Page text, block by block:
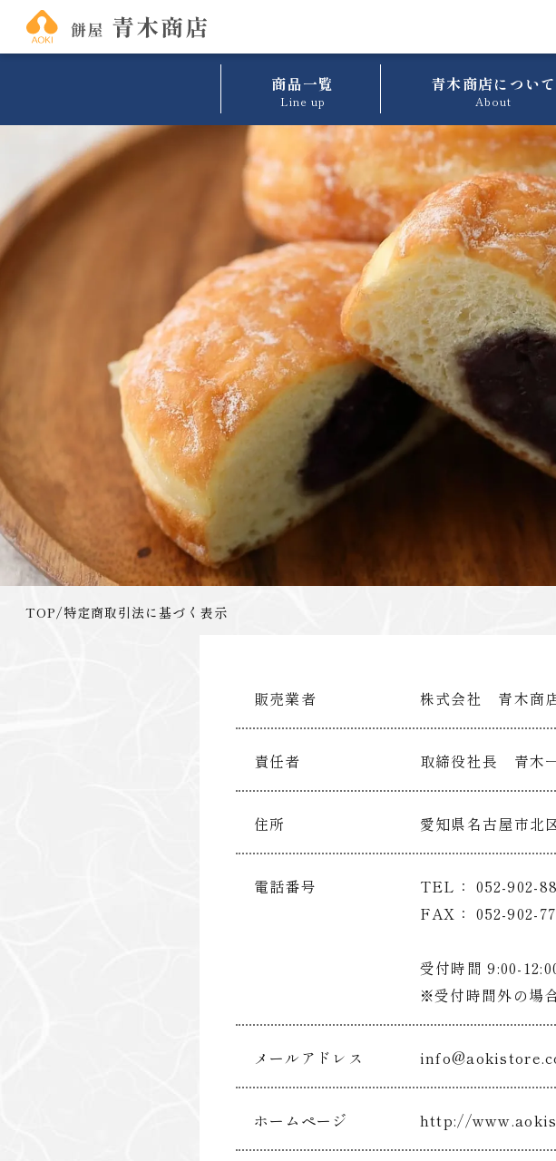
商品一覧
Line up
青木商店について
About
TOP/特定商取引法に基づく表示
販売業者 株式会社 青木商
責任者 取締役社長 青木
住所 愛知県名古屋市北
電話番号
TEL： 052-902-
FAX： 052-902-
受付時間 9:00-
※受付時間外の場
メールアドレス
ホームページ http://